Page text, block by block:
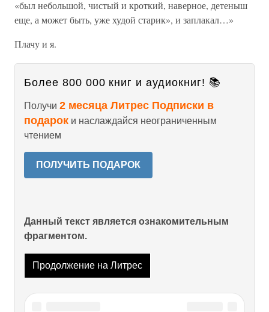
«был небольшой, чистый и кроткий, наверное, детеныш
еще, а может быть, уже худой старик», и заплакал…»
Плачу и я.
Более 800 000 книг и аудиокниг! 📚
Получи 2 месяца Литрес Подписки в
подарок и наслаждайся неограниченным
чтением
ПОЛУЧИТЬ ПОДАРОК
Данный текст является ознакомительным
фрагментом.
Продолжение на Литрес